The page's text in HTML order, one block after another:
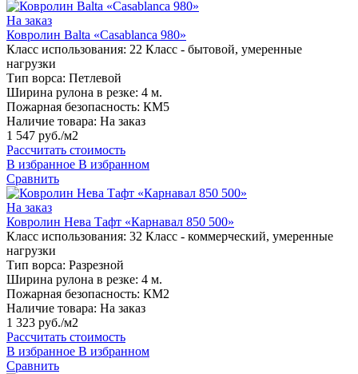
На заказ
Ковролин Balta «Casablanca 980»
Класс использования: 22 Класс - бытовой, умеренные
нагрузки
Тип ворса: Петлевой
Ширина рулона в резке: 4 м.
Пожарная безопасность: КМ5
Наличие товара: На заказ
1 547 руб./м2
Рассчитать стоимость
В избранное В избранном
Сравнить
На заказ
Ковролин Нева Тафт «Карнавал 850 500»
Класс использования: 32 Класс - коммерческий, умеренные
нагрузки
Тип ворса: Разрезной
Ширина рулона в резке: 4 м.
Пожарная безопасность: КМ2
Наличие товара: На заказ
1 323 руб./м2
Рассчитать стоимость
В избранное В избранном
Сравнить